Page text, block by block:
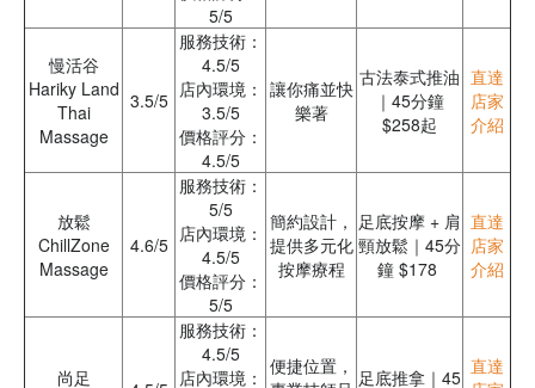
5/5
慢活谷
Hariky Land
Thai
Massage
3.5/5
服務技術：
4.5/5
店內環境：
3.5/5
價格評分：
4.5/5
讓你痛並快
樂著
古法泰式推油
｜45分鐘
$258起
直達
店家
介紹
放鬆
ChillZone
Massage
4.6/5
服務技術：
5/5
店內環境：
4.5/5
價格評分：
5/5
簡約設計，
提供多元化
按摩療程
足底按摩 + 肩
頸放鬆｜45分
鐘 $178
直達
店家
介紹
尚足
服務技術：
4.5/5
店內環境： 便捷位置， 足底推拿｜45 直達